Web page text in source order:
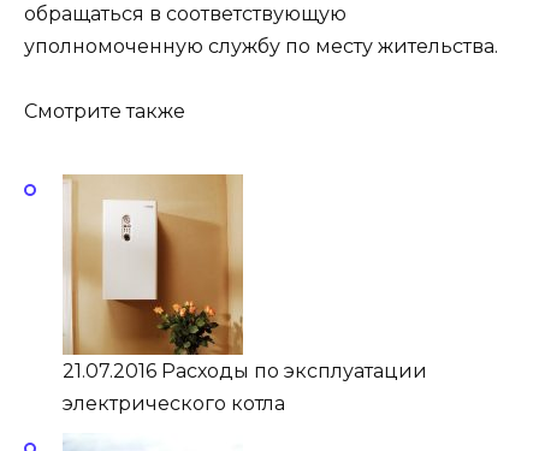
обращаться в соответствующую
уполномоченную службу по месту жительства.
Смотрите также
21.07.2016 Расходы по эксплуатации
электрического котла